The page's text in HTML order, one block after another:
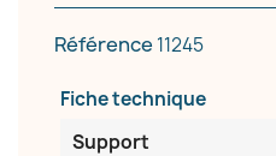
Référence 11245
Fiche technique
Support